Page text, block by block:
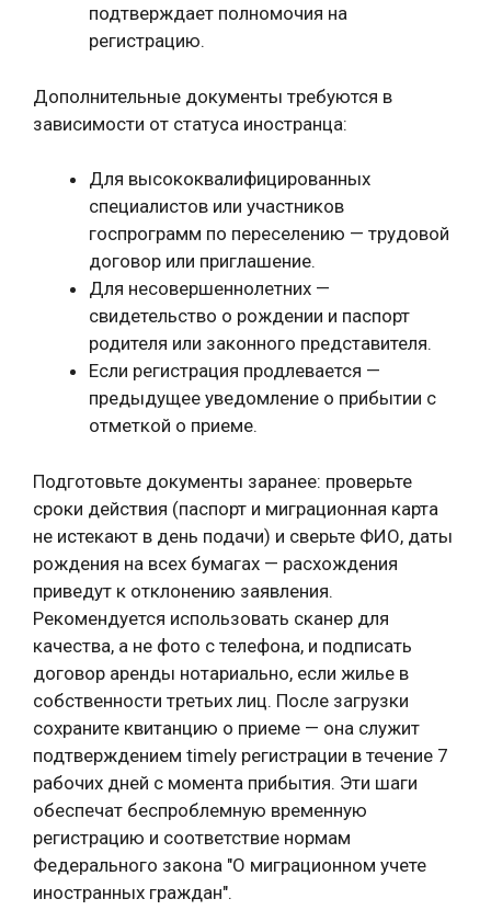
подтверждает полномочия на
регистрацию.
Дополнительные документы требуются в
зависимости от статуса иностранца:
Для высококвалифицированных
специалистов или участников
госпрограмм по переселению — трудовой
договор или приглашение.
Для несовершеннолетних —
свидетельство о рождении и паспорт
родителя или законного представителя.
Если регистрация продлевается —
предыдущее уведомление о прибытии с
отметкой о приеме.
Подготовьте документы заранее: проверьте
сроки действия (паспорт и миграционная карта
не истекают в день подачи) и сверьте ФИО, даты
рождения на всех бумагах — расхождения
приведут к отклонению заявления.
Рекомендуется использовать сканер для
качества, а не фото с телефона, и подписать
договор аренды нотариально, если жилье в
собственности третьих лиц. После загрузки
сохраните квитанцию о приеме — она служит
подтверждением timely регистрации в течение 7
рабочих дней с момента прибытия. Эти шаги
обеспечат беспроблемную временную
регистрацию и соответствие нормам
Федерального закона "О миграционном учете
иностранных граждан".